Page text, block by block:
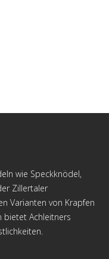
wie Speckknödel,
Zillertaler
Varianten von Krapfen
bietet Achleitners